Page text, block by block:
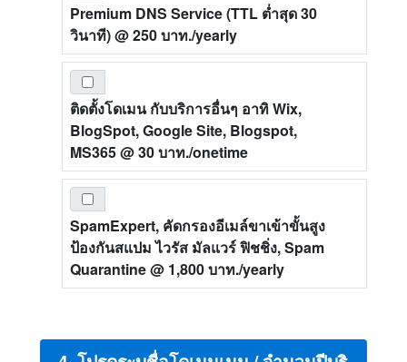
Premium DNS Service (TTL ต่ำสุด 30
วินาที)@ 250 บาท./yearly
ติดตั้งโดเมน กับบริการอื่นๆ อาทิ Wix,
BlogSpot, Google Site, Blogspot,
MS365@ 30 บาท./onetime
SpamExpert, คัดกรองอีเมล์ขาเข้าขั้นสูง
ป้องกันสแปม ไวรัส มัลแวร์ ฟิชชิ่ง, Spam
Quarantine@ 1,800 บาท./yearly